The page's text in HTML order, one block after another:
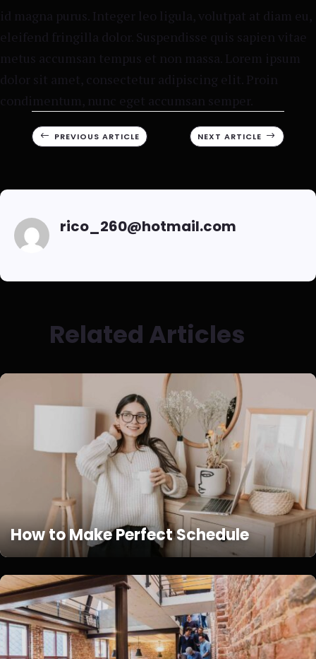
id magna purus. Integer leo ligula, volutpat at diam eu,
eleifend fringilla dolor. Suspendisse quis sapien vitae
metus accumsan tempus et non massa. Lorem ipsum
dolor sit amet, consectetur adipiscing elit. Proin
condimentum, nunc eget accumsan semper.
# PREVIOUS ARTICLE NEXT ARTICLE $
rico_260@hotmail.com
Related Articles
How to Make Perfect Schedule